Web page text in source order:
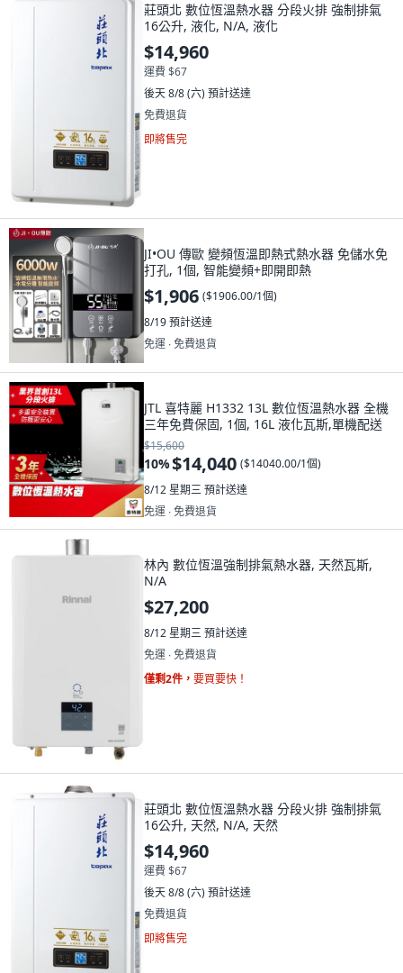
莊頭北 數位恆溫熱水器 分段火排 強制排氣
16公升, 液化, N/A, 液化
$14,960
運費 $67
後天 8/8 (六) 預計送達
免費退貨
即將售完
JI•OU 傳歐 變頻恆溫即熱式熱水器 免儲水免
打孔, 1個, 智能變頻+即開即熱
$1,906 ($1906.00/1個)
8/19預計送達
免運 ∙ 免費退貨
JTL 喜特麗 H1332 13L 數位恆溫熱水器 全機
三年免費保固, 1個, 16L 液化瓦斯,單機配送
$15,600
10%$14,040 ($14040.00/1個)
8/12 星期三預計送達
免運 ∙ 免費退貨
林內 數位恆溫強制排氣熱水器, 天然瓦斯,
N/A
$27,200
8/12 星期三預計送達
免運 ∙ 免費退貨
僅剩2件， 要買要快！
莊頭北 數位恆溫熱水器 分段火排 強制排氣
16公升, 天然, N/A, 天然
$14,960
運費 $67
後天 8/8 (六) 預計送達
免費退貨
即將售完